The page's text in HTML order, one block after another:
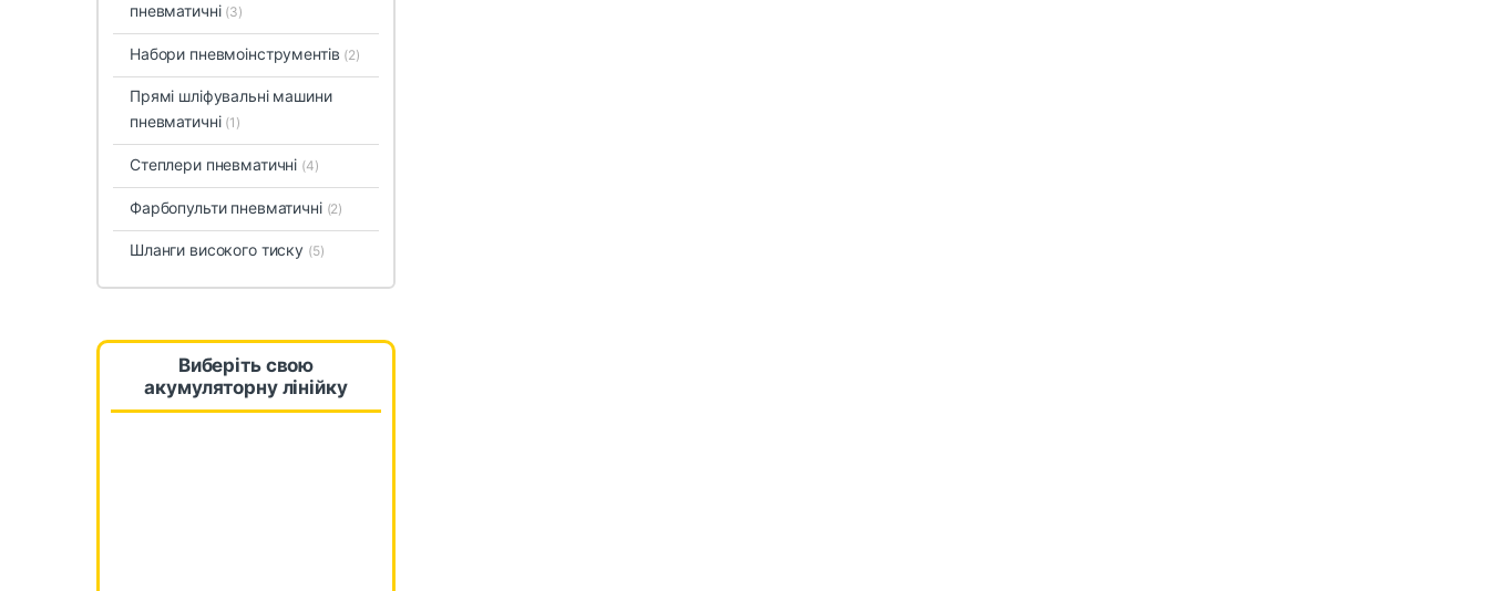
пневматичні (3)
Набори пневмоінструментів (2)
Прямі шліфувальні машини
пневматичні (1)
Степлери пневматичні (4)
Фарбопульти пневматичні (2)
Шланги високого тиску (5)
Виберіть свою
акумуляторну лінійку